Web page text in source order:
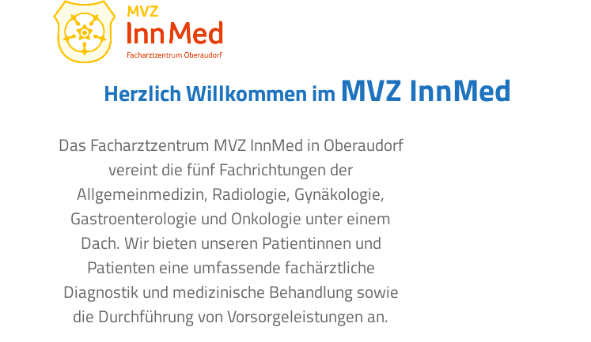
Open
mobile
menu
Close
mobile
menu
Herzlich Willkommen im MVZ InnMed
Das Facharztzentrum MVZ InnMed in Oberaudorf
vereint die fünf Fachrichtungen der
Allgemeinmedizin, Radiologie, Gynäkologie,
Gastroenterologie und Onkologie unter einem
Dach. Wir bieten unseren Patientinnen und
Patienten eine umfassende fachärztliche
Diagnostik und medizinische Behandlung sowie
die Durchführung von Vorsorgeleistungen an.